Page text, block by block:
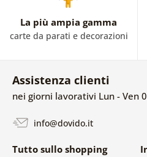
La più ampia gamma
carte da parati e decorazioni
Assistenza clienti
nei giorni lavorativi Lun - Ven
info@dovido.it
Tutto sullo shopping